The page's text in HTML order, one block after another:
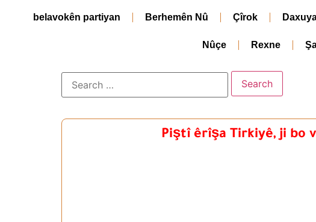
belavokên partiyan Berhemên Nû Çîrok
Nûçe Rexne
Piştî êrîşa Tirkiyê, ji bo